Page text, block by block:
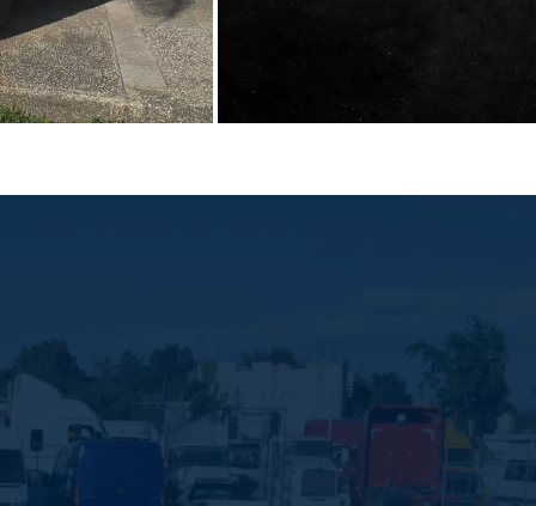
de financiamiento
para tu negocio.
Descubre la versatilidad de
las vanes Mercedes-Benz.
CONOCE MÁS